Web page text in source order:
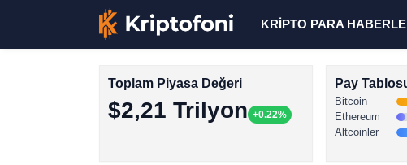
KRİPTO PARA
Toplam Piyasa Değeri
$2,21 Trilyon +0.22%
Pay
Bitcoin
Ethereum
Altcoinler